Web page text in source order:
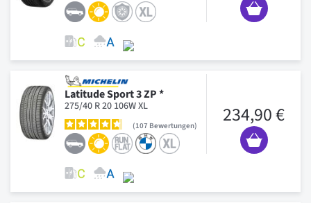
Latitude Sport 3 ZP *
275/40 R 20 106W XL
107 Bewertungen 234,90 €